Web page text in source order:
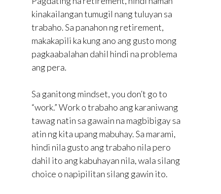
kinakailangan tumugil nang tuluyan sa
trabaho. Sa panahon ng retirement,
makakapili ka kung ano ang gusto mong
pagkaabalahan dahil hindi na problema
ang pera.
Sa ganitong mindset, you don’t go to
“work.” Work o trabaho ang karaniwang
tawag natin sa gawain na magbibigay sa
atin ng kita upang mabuhay. Sa marami,
hindi nila gusto ang trabaho nila pero
dahil ito ang kabuhayan nila, wala silang
choice o napipilitan silang gawin ito.